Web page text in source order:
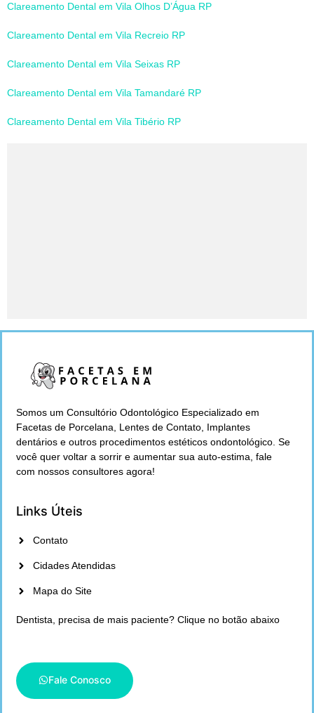
Clareamento Dental em Vila Olhos D’Água RP
Clareamento Dental em Vila Recreio RP
Clareamento Dental em Vila Seixas RP
Clareamento Dental em Vila Tamandaré RP
Clareamento Dental em Vila Tibério RP
Somos um Consultório Odontológico Especializado em
Facetas de Porcelana, Lentes de Contato, Implantes
dentários e outros procedimentos estéticos ondontológico. Se
você quer voltar a sorrir e aumentar sua auto-estima, fale
com nossos consultores agora!
Links Úteis
Contato
Cidades Atendidas
Mapa do Site
Dentista, precisa de mais paciente? Clique no botão abaixo
Fale Conosco